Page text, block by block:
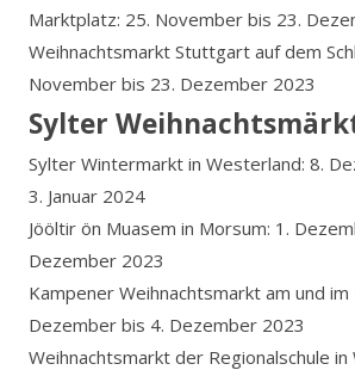
Marktplatz: 25. November bis 23.
Weihnachtsmarkt Stuttgart auf dem
November bis 23. Dezember 2023
Sylter
Sylter Wintermarkt in Westerland: 8.
3. Januar 2024
Jööltir ön Muasem in Morsum: 1.
Dezember 2023
Kampener Weihnachtsmarkt am und im
Dezember bis 4. Dezember 2023
Weihnachtsmarkt der Regionalschule in